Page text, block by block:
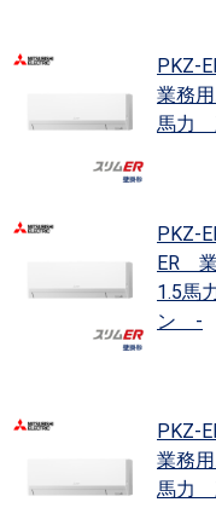
PKZ-
業務
馬力
PKZ-
ER
1.5馬
ン -
PKZ-
業務
馬力